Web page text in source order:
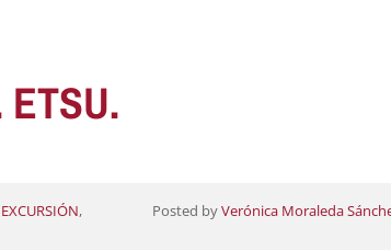
Posted byVerónica Moraleda
EXCURSIÓN,